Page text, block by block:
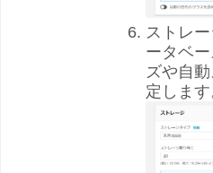
ストレ
ータベ
ズや自
定します